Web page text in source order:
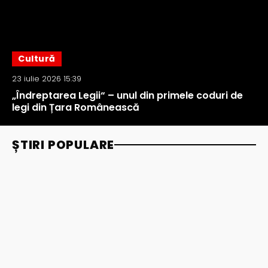
Cultură
23 iulie 2026 15:39
„Îndreptarea Legii“ – unul din primele coduri de
legi din Țara Românească
ȘTIRI POPULARE